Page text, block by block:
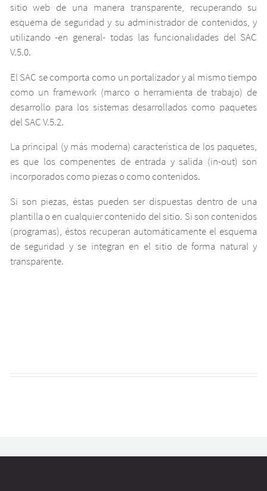
sitio web de una manera transparente, recuperando su
esquema de seguridad y su administrador de contenidos, y
utilizando -en general- todas las funcionalidades del SAC
V.5.0.
El SAC se comporta como un portalizador y al mismo tiempo
como un framework (marco o herramienta de trabajo) de
desarrollo para los sistemas desarrollados como paquetes
del SAC V.5.2.
La principal (y más moderna) característica de los paquetes,
es que los compenentes de entrada y salida (in-out) son
incorporados como piezas o como contenidos.
Si son piezas, éstas pueden ser dispuestas dentro de una
plantilla o en cualquier contenido del sitio. Si son contenidos
(programas), éstos recuperan automáticamente el esquema
de seguridad y se integran en el sitio de forma natural y
transparente.
Contratación
Manejo de paquetes